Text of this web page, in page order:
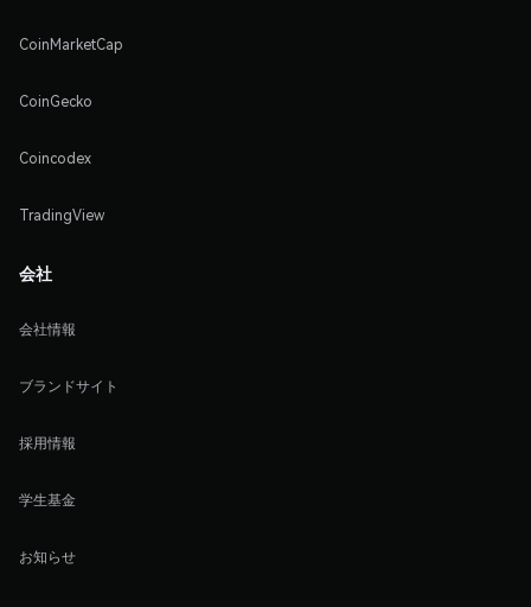
CoinMarketCap
CoinGecko
Coincodex
TradingView
会社
会社情報
ブランドサイト
採用情報
学生基金
お知らせ